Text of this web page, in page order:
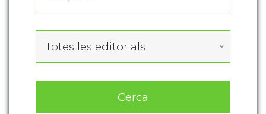
Totes les editorials
Cerca